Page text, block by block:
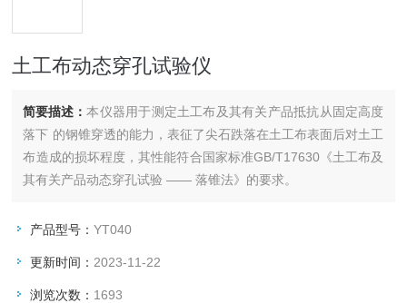
土工布动态穿孔试验仪
简要描述：本仪器用于测定土工布及其有关产品抵抗从固定高度
落下 的钢锥穿透的能力，表征了尖石跌落在土工布表面后对土工
布造成的损坏程度，其性能符合国家标准GB/T17630《土工布及
其有关产品动态穿孔试验 —— 落锥法》的要求。
产品型号：YT040
更新时间： 2023-11-22
浏览次数： 1693